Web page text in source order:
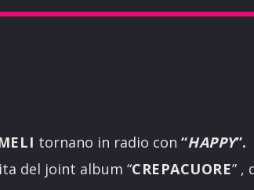
tornano in radio con “HAPPY”.
del joint album “CREPACUORE” ,